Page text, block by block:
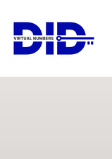
содержимому